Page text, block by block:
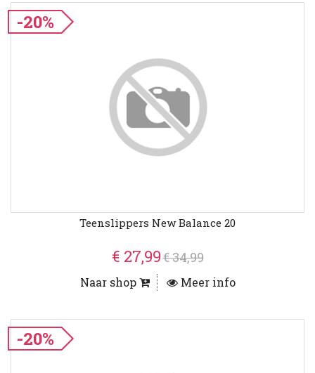
-20%
Teenslippers New Balance 20
€ 27,99€ 34,99
Naar shop Meer info
-20%